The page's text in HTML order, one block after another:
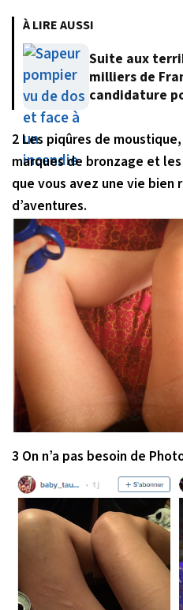
À LIRE AUSSI
Suite aux
milliers de
candidature
2 Les piqûres de
marques de bronzage et
que vous avez une vie bien
d’aventures.
3 On n’a pas besoin de